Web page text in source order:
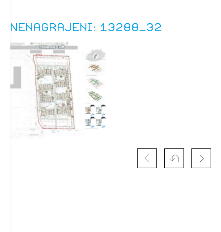
Izbrana vsebina je namenjena le ZAPS
registriranim uporabnikom. Da lahko do nje
dostopate, se je potrebno prijaviti.
PRIJAVITE SE
Nenagrajeni: 13288_32